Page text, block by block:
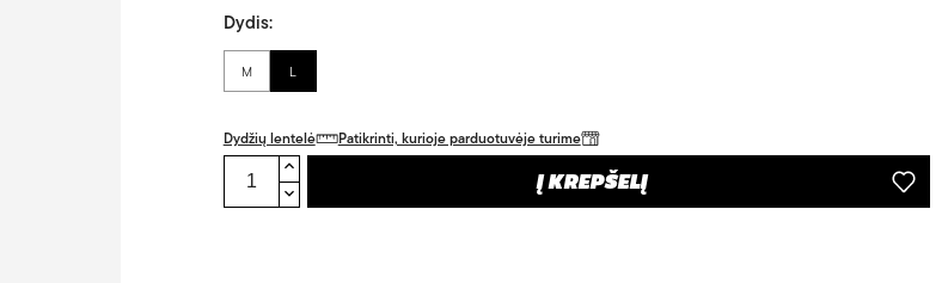
Dydis:
M L
Dydžių lentelė Patikrinti, kurioje parduotuvėje turime
Į KREPŠELĮ